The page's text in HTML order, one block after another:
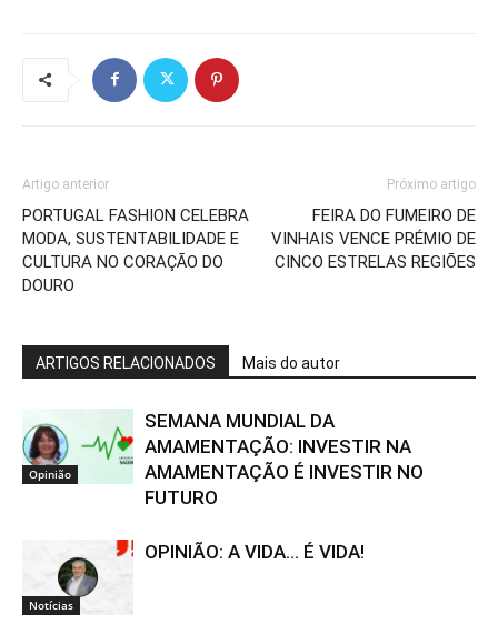
Artigo anterior
PORTUGAL FASHION CELEBRA
MODA, SUSTENTABILIDADE E
CULTURA NO CORAÇÃO DO
DOURO
Próximo artigo
FEIRA DO FUMEIRO DE
VINHAIS VENCE PRÉMIO DE
CINCO ESTRELAS REGIÕES
ARTIGOS RELACIONADOS Mais do autor
Opinião
SEMANA MUNDIAL DA
AMAMENTAÇÃO: INVESTIR NA
AMAMENTAÇÃO É INVESTIR NO
FUTURO
Notícias
OPINIÃO: A VIDA… É VIDA!